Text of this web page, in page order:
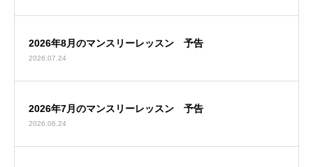
2026年8月のマンスリーレッスン 予告
2026.07.24
2026年7月のマンスリーレッスン 予告
2026.06.24